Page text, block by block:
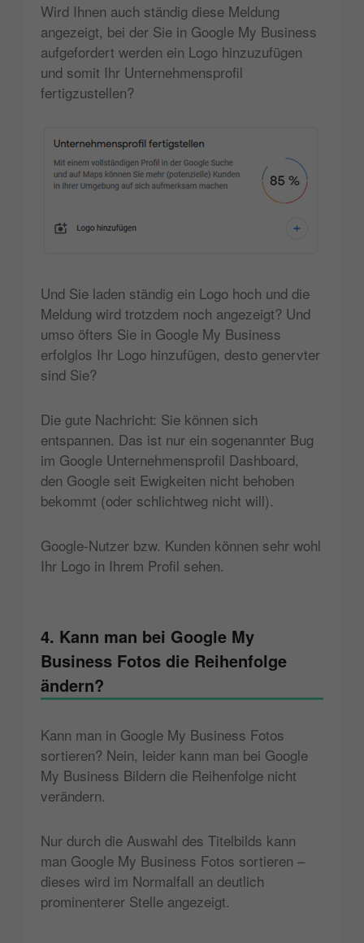
Wird Ihnen auch ständig diese Meldung
angezeigt, bei der Sie in Google My Business
aufgefordert werden ein Logo hinzuzufügen
und somit Ihr Unternehmensprofil
fertigzustellen?
Und Sie laden ständig ein Logo hoch und die
Meldung wird trotzdem noch angezeigt? Und
umso öfters Sie in Google My Business
erfolglos Ihr Logo hinzufügen, desto genervter
sind Sie?
Die gute Nachricht: Sie können sich
entspannen. Das ist nur ein sogenannter Bug
im Google Unternehmensprofil Dashboard,
den Google seit Ewigkeiten nicht behoben
bekommt (oder schlichtweg nicht will).
Google-Nutzer bzw. Kunden können sehr wohl
Ihr Logo in Ihrem Profil sehen.
4. Kann man bei Google My
Business Fotos die Reihenfolge
ändern?
Kann man in Google My Business Fotos
sortieren? Nein, leider kann man bei Google
My Business Bildern die Reihenfolge nicht
verändern.
Nur durch die Auswahl des Titelbilds kann
man Google My Business Fotos sortieren –
dieses wird im Normalfall an deutlich
prominenterer Stelle angezeigt.